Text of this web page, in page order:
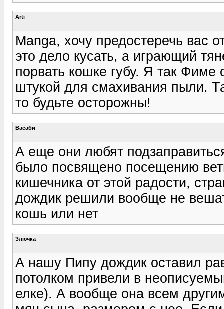
Arti
Manga, хочу предостеречь вас
это дело кусать, а играющий
порвать кошке губу. Я так Фиме
штукой для смахивания пыли.
то будьте осторожны!
Васаби
А еще они любят
было посвящено посещению
кишечника от этой радости,
дождик решили вообще не
кошь или нет
Злючка
А нашу Пипу дождик оставил
потолком привели в
елке). А вообще она всем